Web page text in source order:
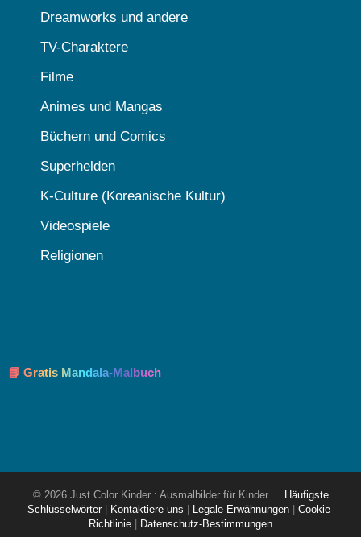
Dreamworks und andere
TV-Charaktere
Filme
Animes und Mangas
Büchern und Comics
Superhelden
K-Culture (Koreanische Kultur)
Videospiele
Religionen
📘 Gratis Mandala-Malbuch
© 2026 Just Color Kinder : Ausmalbilder für Kinder
Häufigste
Schlüsselwörter
Kontaktiere uns Legale Erwähnungen
Cookie-
Richtlinie
Datenschutz-Bestimmungen